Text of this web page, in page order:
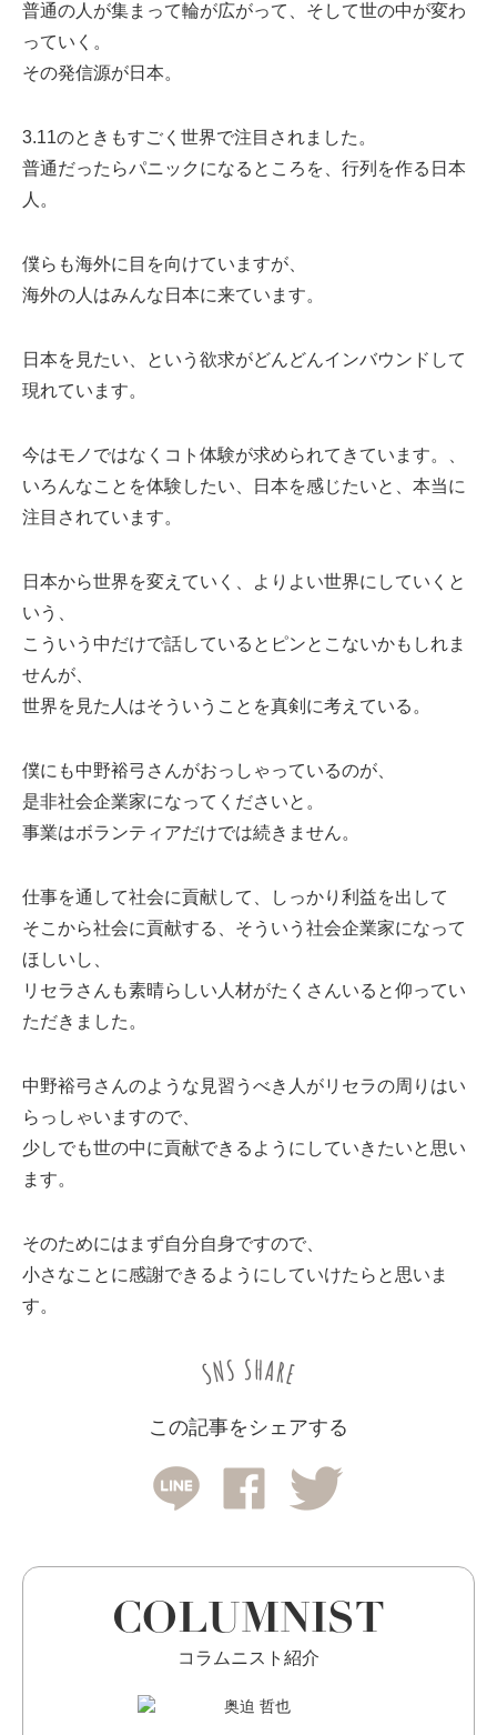
普通の人が集まって輪が広がって、そして世の中が変わ
っていく。
その発信源が日本。
3.11のときもすごく世界で注目されました。
普通だったらパニックになるところを、行列を作る日本
人。
僕らも海外に目を向けていますが、
海外の人はみんな日本に来ています。
日本を見たい、という欲求がどんどんインバウンドして
現れています。
今はモノではなくコト体験が求められてきています。、
いろんなことを体験したい、日本を感じたいと、本当に
注目されています。
日本から世界を変えていく、よりよい世界にしていくと
いう、
こういう中だけで話しているとピンとこないかもしれま
せんが、
世界を見た人はそういうことを真剣に考えている。
僕にも中野裕弓さんがおっしゃっているのが、
是非社会企業家になってくださいと。
事業はボランティアだけでは続きません。
仕事を通して社会に貢献して、しっかり利益を出して
そこから社会に貢献する、そういう社会企業家になって
ほしいし、
リセラさんも素晴らしい人材がたくさんいると仰ってい
ただきました。
中野裕弓さんのような見習うべき人がリセラの周りはい
らっしゃいますので、
少しでも世の中に貢献できるようにしていきたいと思い
ます。
そのためにはまず自分自身ですので、
小さなことに感謝できるようにしていけたらと思いま
す。
この記事をシェアする
COLUMNIST
コラムニスト紹介